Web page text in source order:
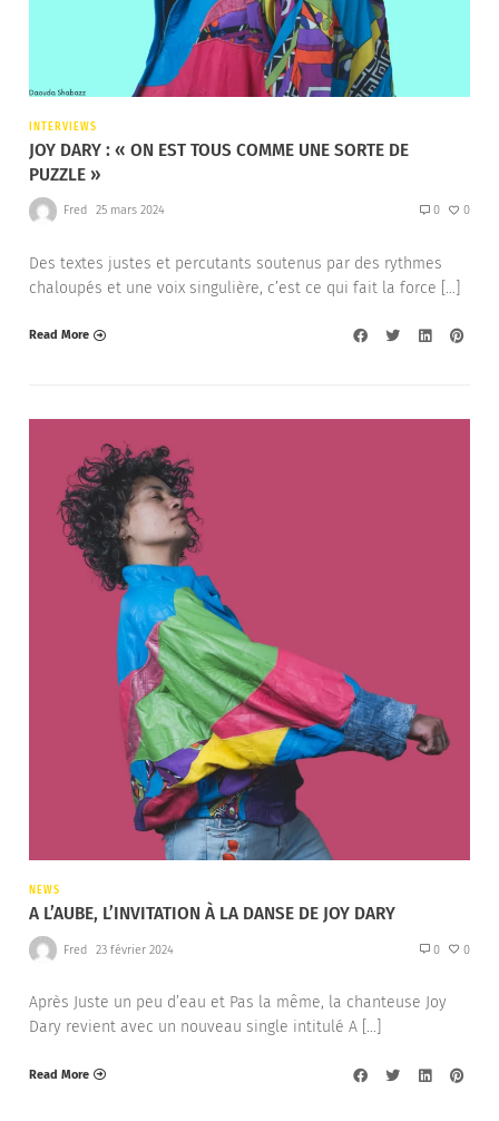
INTERVIEWS
JOY DARY : « ON EST TOUS COMME UNE SORTE DE
PUZZLE »
Fred 25 mars 2024 0 0
Des textes justes et percutants soutenus par des rythmes
chaloupés et une voix singulière, c’est ce qui fait la force […]
Read More
NEWS
A L’AUBE, L’INVITATION À LA DANSE DE JOY DARY
Fred 23 février 2024 0 0
Après Juste un peu d’eau et Pas la même, la chanteuse Joy
Dary revient avec un nouveau single intitulé A […]
Read More